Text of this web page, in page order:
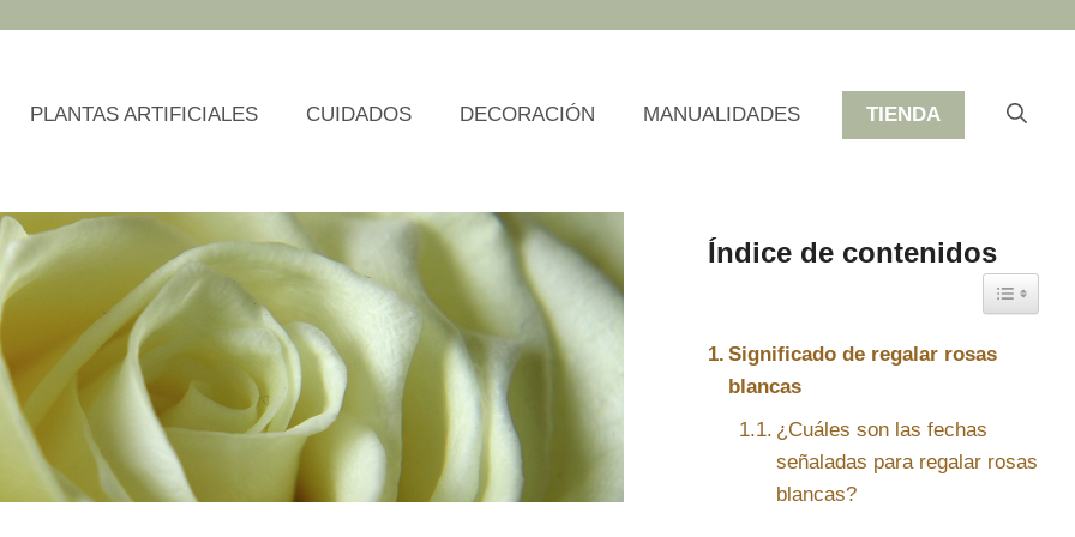
PLANTAS ARTIFICIALES
CUIDADOS DECORACIÓN MANUALIDADES TIENDA
Índice de contenidos
Toggle
Significado de regalar rosas
blancas
¿Cuáles son las fechas
señaladas para regalar rosas
blancas?